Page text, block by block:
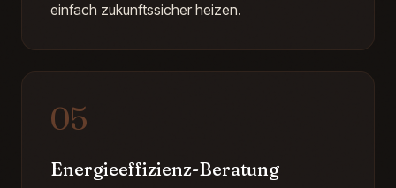
einfach zukunftssicher heizen.
05
Energieeffizienz-Beratung